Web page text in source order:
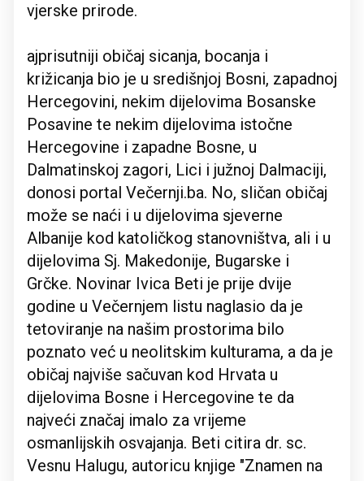
vjerske prirode.
ajprisutniji običaj sicanja, bocanja i
križicanja bio je u središnjoj Bosni, zapadnoj
Hercegovini, nekim dijelovima Bosanske
Posavine te nekim dijelovima istočne
Hercegovine i zapadne Bosne, u
Dalmatinskoj zagori, Lici i južnoj Dalmaciji,
donosi portal Večernji.ba. No, sličan običaj
može se naći i u dijelovima sjeverne
Albanije kod katoličkog stanovništva, ali i u
dijelovima Sj. Makedonije, Bugarske i
Grčke. Novinar Ivica Beti je prije dvije
godine u Večernjem listu naglasio da je
tetoviranje na našim prostorima bilo
poznato već u neolitskim kulturama, a da je
običaj najviše sačuvan kod Hrvata u
dijelovima Bosne i Hercegovine te da
najveći značaj imalo za vrijeme
osmanlijskih osvajanja. Beti citira dr. sc.
Vesnu Halugu, autoricu knjige "Znamen na